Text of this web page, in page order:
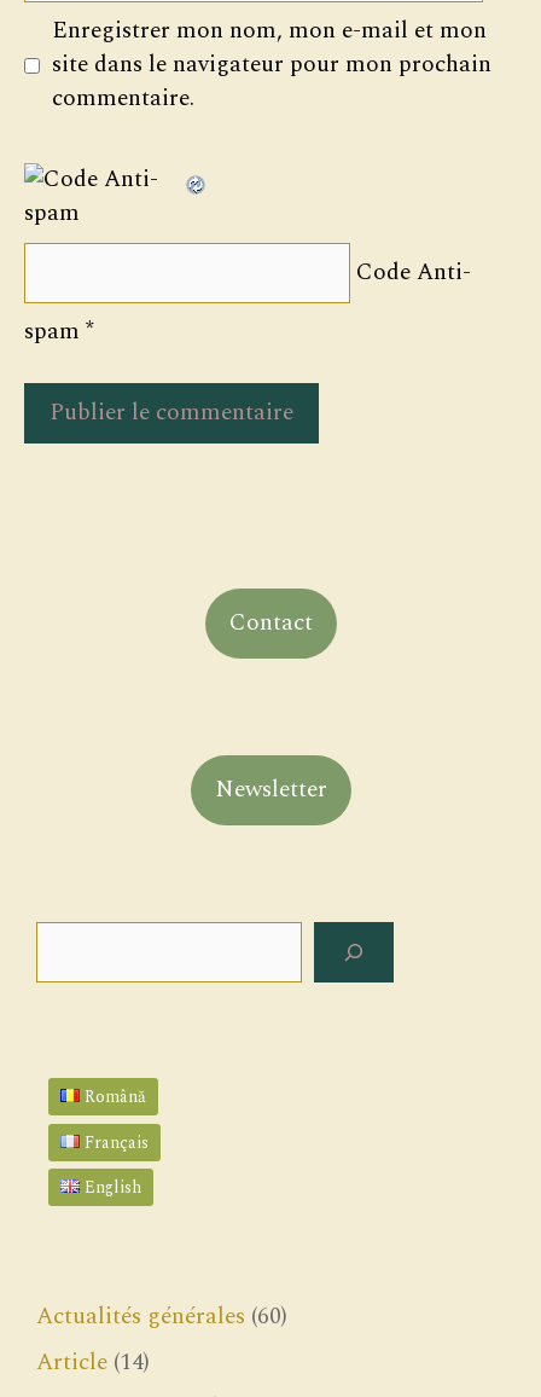
Enregistrer mon nom, mon e-mail et mon
site dans le navigateur pour mon prochain
commentaire.
Code Anti-
spam *
Contact
Newsletter
Română
Français
English
Actualités générales (60)
Article (14)